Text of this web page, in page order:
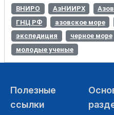
ВНИРО АзНИИРХ
ГНЦ РФ
азовское море
экспедиция
черное море
молодые ученые
Полезные
ссылки